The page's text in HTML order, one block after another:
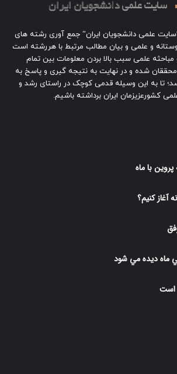
علمی دانشجویان ایران” جمع آوری رشته های
و علمی و بیان مطالب مرتبط با هررشته است
مباحثه علمی سبب بالا بردن معلومات بین تمام
محققان شده و در نهایت به نتیجه گیری و پاسخ به
تا به این وسیله قدمی کوچک در راستای رشد و
کشورعزیزمان ایران برداشته باشیم.
با ماه
آغاز کنیم؟
ماه ديده مي شود
است